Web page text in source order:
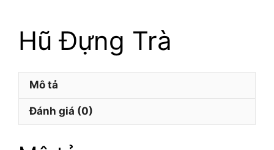
Hũ Đựng Trà
Mô tả
Đánh giá (0)